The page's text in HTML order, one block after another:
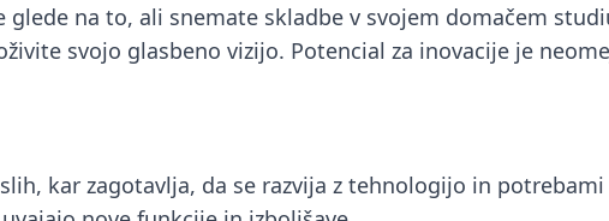
glede na to, ali snemate skladbe v svojem domačem
svojo glasbeno vizijo. Potencial za inovacije je
kar zagotavlja, da se razvija z tehnologijo in